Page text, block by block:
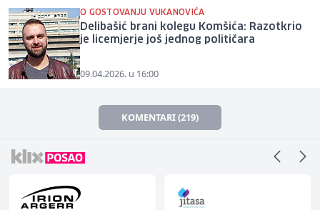
O GOSTOVANJU VUKANOVIĆA
Delibašić brani kolegu Komšića: Razotkrio
je licemjerje još jednog političara
09.04.2026. u 16:00
KOMENTARI (219)